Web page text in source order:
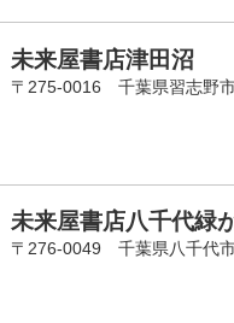
未来屋書店津田沼
〒275-0016 千葉県習志野
未来屋書店八千代緑
〒276-0049 千葉県八千代